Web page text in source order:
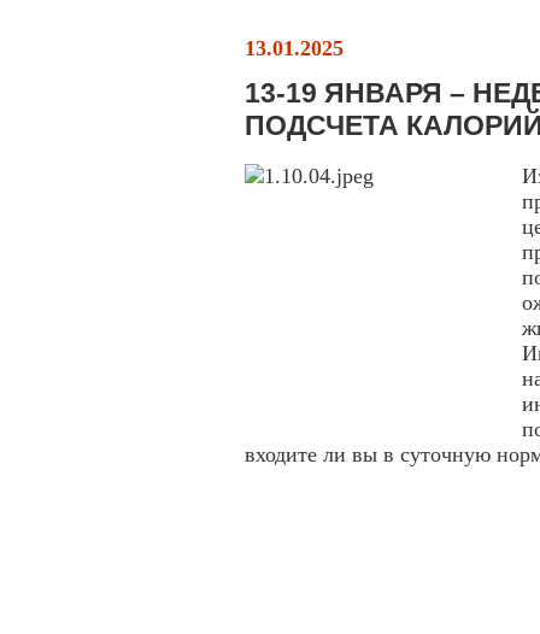
13.01.2025
13-19 ЯНВАРЯ –
ПОДСЧЕТА
входите ли вы в суточную